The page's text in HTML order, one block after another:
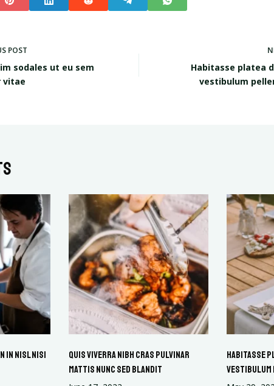
POST
sodales ut eu sem
vitae
Habitasse platea
vestibulum
in nisl nisi
Quis viverra nibh cras pulvinar
mattis nunc sed blandit
Habitasse